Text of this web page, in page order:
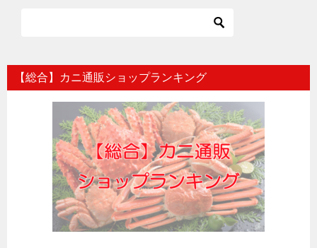
【総合】カニ通販ショップランキング